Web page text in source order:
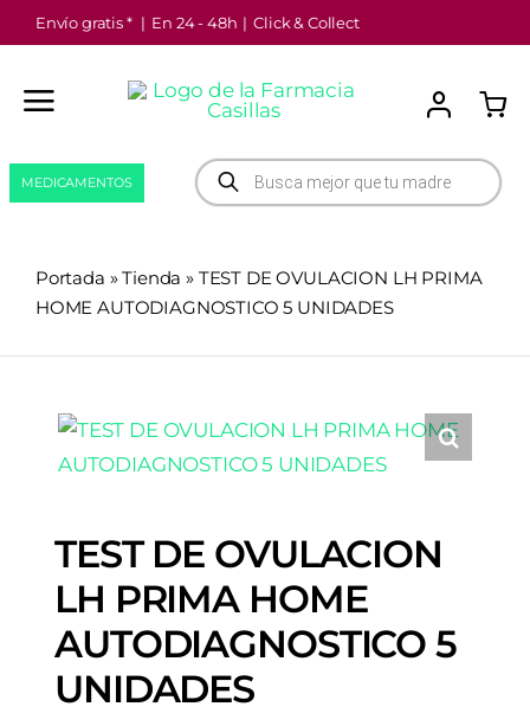
Saltar
al
contenido
Envío gratis * | En 24 - 48h | Click & Collect
Búsqueda
de
productos
MEDICAMENTOS
Portada »Tienda » TEST DE OVULACION LH PRIMA
HOME AUTODIAGNOSTICO 5 UNIDADES
TEST DE OVULACION
LH PRIMA HOME
AUTODIAGNOSTICO 5
UNIDADES